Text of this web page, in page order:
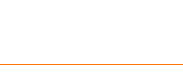
Billancourt (92100)